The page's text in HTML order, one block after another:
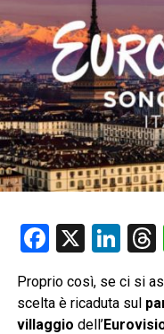
X
Proprio così, se ci si
scelta è ricaduta sul
villaggio dell’